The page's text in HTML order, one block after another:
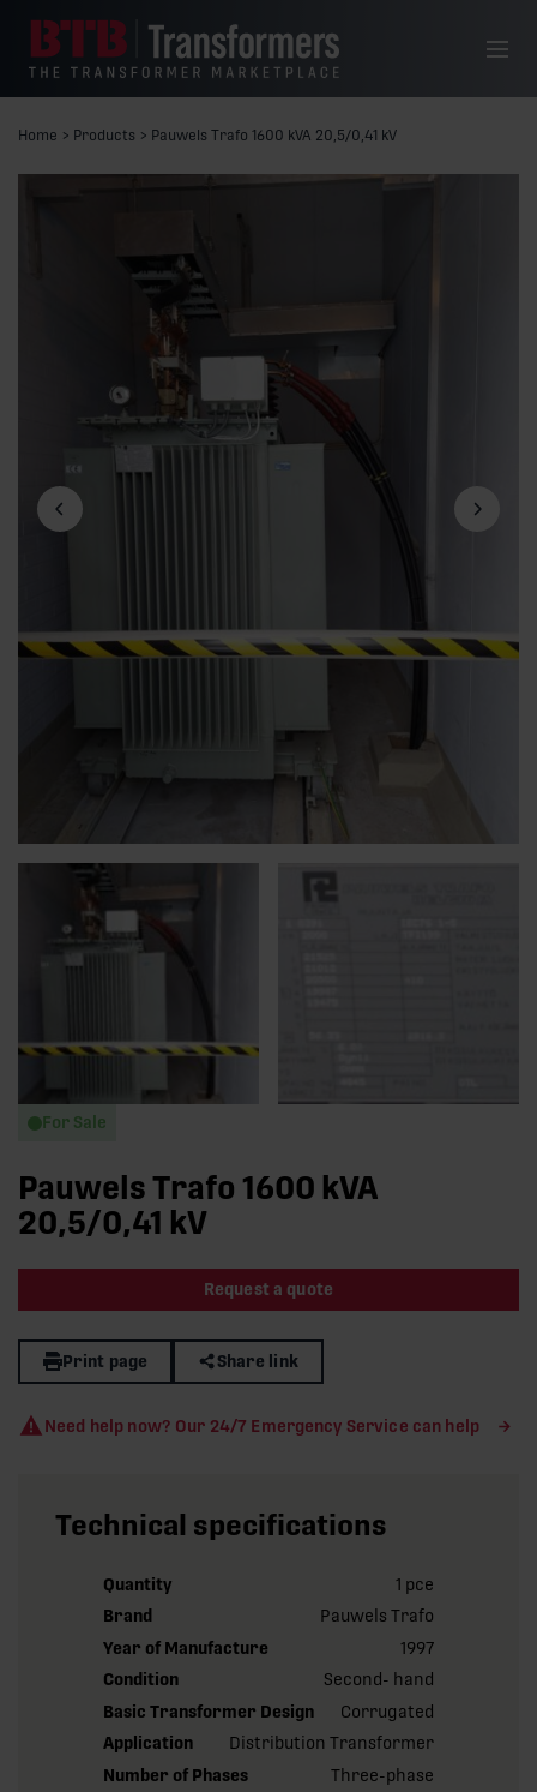
Menu
Home > Products > Pauwels Trafo 1600 kVA 20,5/0,41 kV
Previous slide Next
For Sale
Pauwels Trafo 1600 kVA
20,5/0,41 kV
Request a quote
Print page Share link
Need help now? Our 24/7 Emergency Service can help
Technical specifications
Quantity
1 pce
Brand
Pauwels Trafo
Year of Manufacture
1997
Condition
Second- hand
Basic Transformer Design
Corrugated
Application
Distribution Transformer
Number of Phases
Three-phase